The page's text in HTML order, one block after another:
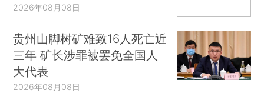
2026年08月08日
贵州山脚树矿难致16人死亡近
三年 矿长涉罪被罢免全国人
大代表
2026年08月08日